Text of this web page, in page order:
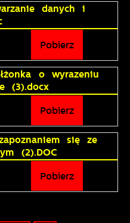
danych i
Pobierz
o wyrazeniu
(3).docx
Pobierz
się ze
(2).DOC
Pobierz